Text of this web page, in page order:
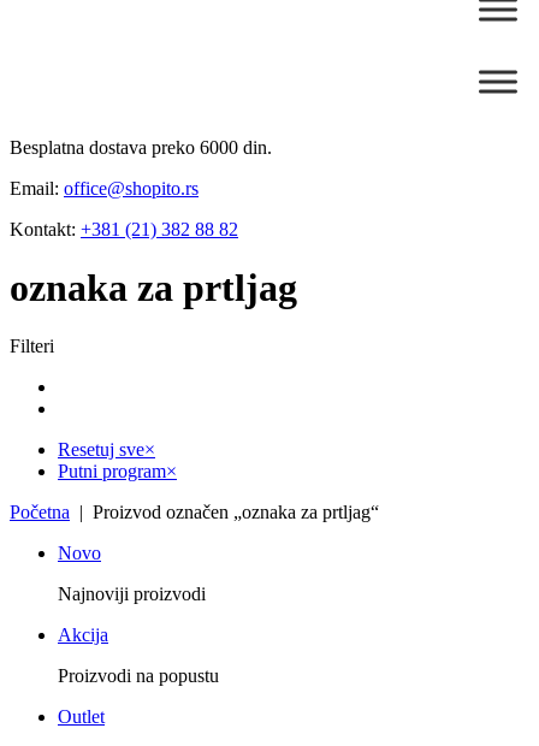
Besplatna dostava preko 6000 din.
Email: office@shopito.rs
Kontakt: +381 (21) 382 88 82
oznaka za prtljag
Filteri
Resetuj sve×
Putni program×
Početna | Proizvod označen „oznaka za prtljag“
Novo
Najnoviji proizvodi
Akcija
Proizvodi na popustu
Outlet